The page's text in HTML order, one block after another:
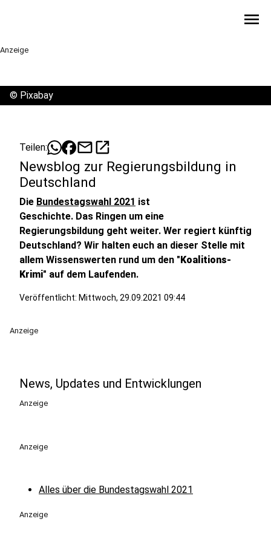
menu
Anzeige
© Pixabay
Teilen: mailopen_in_new
Newsblog zur Regierungsbildung in
Deutschland
Die Bundestagswahl 2021 ist
Geschichte. Das Ringen um eine
Regierungsbildung geht weiter. Wer regiert künftig
Deutschland? Wir halten euch an dieser Stelle mit
allem Wissenswerten rund um den "Koalitions-
Krimi" auf dem Laufenden.
Veröffentlicht: Mittwoch, 29.09.2021 09:44
Anzeige
News, Updates und Entwicklungen
Anzeige
Anzeige
Alles über die Bundestagswahl 2021
Anzeige